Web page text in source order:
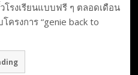
โรงเรียนแบบฟรี ๆ ตลอดเดือน
ครงการ “genie back to